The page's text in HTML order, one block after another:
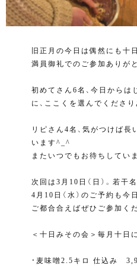
旧正月の今日は偶然にも十
満員御礼でのご参加ありが
初めてさん6名、今日からは
に、ここくを選んでくださ
リピさん4名、気がつけば
います^_^
またいつでもお待ちしていま
次回は3月10日（日）。若干
4月10日（水）のご予約も今
ご都合合えばぜひご参加くだ
＜十日みその会＞毎月十日に
・麦味噌2.5キロ 仕込み